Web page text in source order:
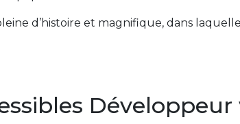
d’histoire et magnifique, dans